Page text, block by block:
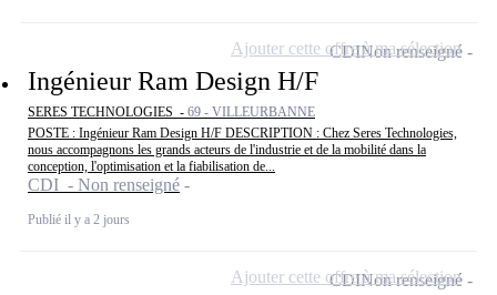
Ingénieur Ram Design H/F
SERES TECHNOLOGIES - 69 - VILLEURBANNE
POSTE : Ingénieur Ram Design H/F DESCRIPTION : Chez Seres Technologies,
nous accompagnons les grands acteurs de l'industrie et de la mobilité dans la
conception, l'optimisation et la fiabilisation de...
CDI - Non renseigné
Publié il y a 2 jours
CDINon renseigné
Ajouter cette offre à ma sélection
CDINon renseigné
Ajouter cette offre à ma sélection